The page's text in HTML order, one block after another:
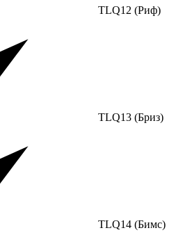
TLQ12 (Риф)
TLQ13 (Бриз)
TLQ14 (Бимс)